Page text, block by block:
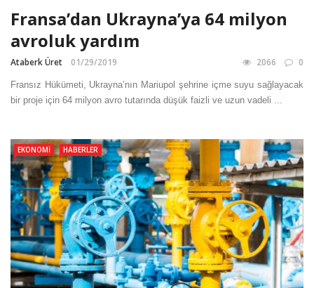
Fransa’dan Ukrayna’ya 64 milyon
avroluk yardım
Ataberk Üret 01/29/2019 2066 0
Fransız Hükümeti, Ukrayna’nın Mariupol şehrine içme suyu sağlayacak
bir proje için 64 milyon avro tutarında düşük faizli ve uzun vadeli ...
EKONOMI HABERLER